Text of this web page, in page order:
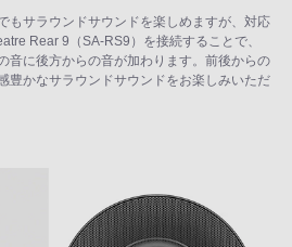
もサラウンドサウンドを楽しめますが、対応
Rear 9（SA-RS9）を接続することで、
音に後方からの音が加わります。前後からの
豊かなサラウンドサウンドをお楽しみいただ